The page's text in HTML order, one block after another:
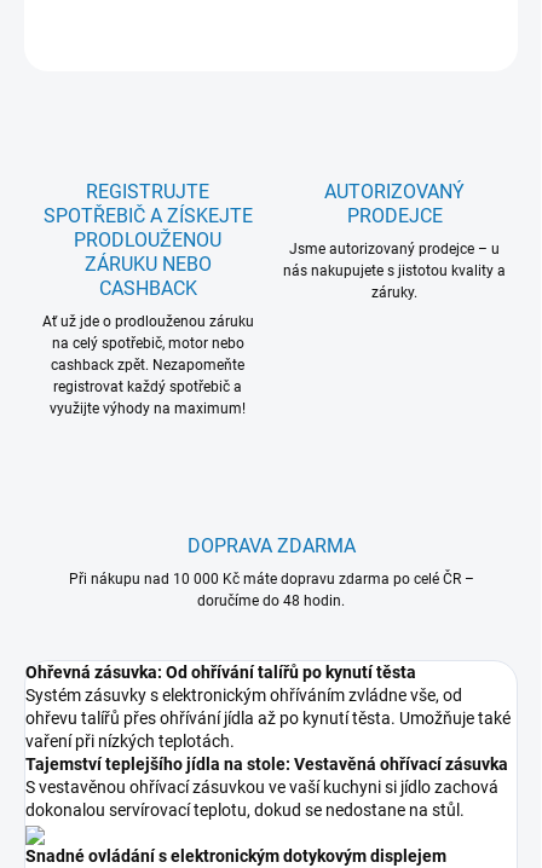
REGISTRUJTE
SPOTŘEBIČ A ZÍSKEJTE
PRODLOUŽENOU
ZÁRUKU NEBO
CASHBACK
Ať už jde o prodlouženou záruku
na celý spotřebič, motor nebo
cashback zpět. Nezapomeňte
registrovat každý spotřebič a
využijte výhody na maximum!
AUTORIZOVANÝ
PRODEJCE
Jsme autorizovaný prodejce – u
nás nakupujete s jistotou kvality a
záruky.
DOPRAVA ZDARMA
Při nákupu nad 10 000 Kč máte dopravu zdarma po celé ČR –
doručíme do 48 hodin.
Ohřevná zásuvka: Od ohřívání talířů po kynutí těsta
Systém zásuvky s elektronickým ohříváním zvládne vše, od
ohřevu talířů přes ohřívání jídla až po kynutí těsta. Umožňuje také
vaření při nízkých teplotách.
Tajemství teplejšího jídla na stole: Vestavěná ohřívací zásuvka
S vestavěnou ohřívací zásuvkou ve vaší kuchyni si jídlo zachová
dokonalou servírovací teplotu, dokud se nedostane na stůl.
Snadné ovládání s elektronickým dotykovým displejem